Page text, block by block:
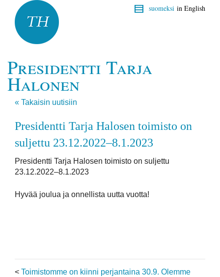
suomeksi in English
Presidentti Tarja
Halonen
« Takaisin uutisiin
Presidentti Tarja Halosen toimisto on
suljettu 23.12.2022–8.1.2023
Presidentti Tarja Halosen toimisto on suljettu
23.12.2022–8.1.2023
Hyvää joulua ja onnellista uutta vuotta!
< Toimistomme on kiinni perjantaina 30.9. Olemme